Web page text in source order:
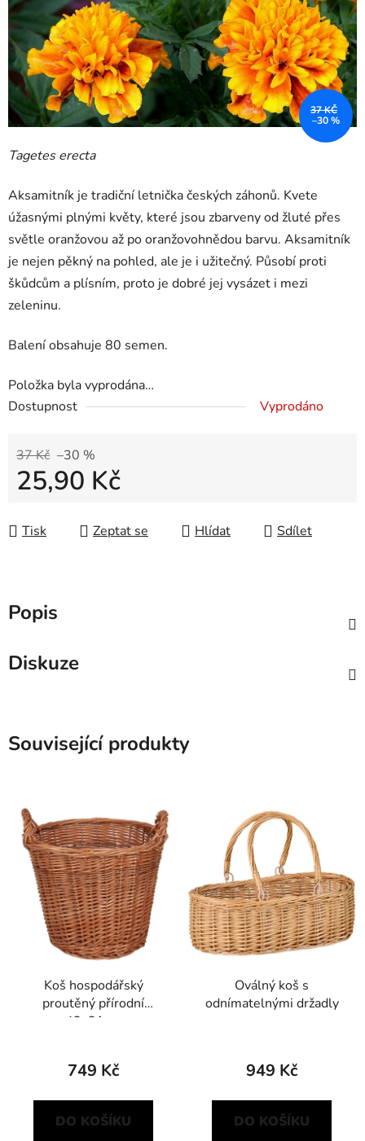
Tagetes erecta
Aksamitník je tradiční letnička českých záhonů. Kvete
úžasnými plnými květy, které jsou zbarveny od žluté přes
světle oranžovou až po oranžovohnědou barvu. Aksamitník
je nejen pěkný na pohled, ale je i užitečný. Působí proti
škůdcům a plísním, proto je dobré jej vysázet i mezi
zeleninu.
Balení obsahuje 80 semen.
Položka byla vyprodána…
Dostupnost
Vyprodáno
37 Kč –30 %
25,90 Kč
Tisk
Zeptat se Hlídat Sdílet
37 KČ
–30 %
Popis
Diskuze
Související produkty
Koš hospodářský
proutěný přírodní
42x31cm
749 Kč
DO KOŠÍKU
Oválný koš s
odnímatelnými držadly
949 Kč
DO KOŠÍKU